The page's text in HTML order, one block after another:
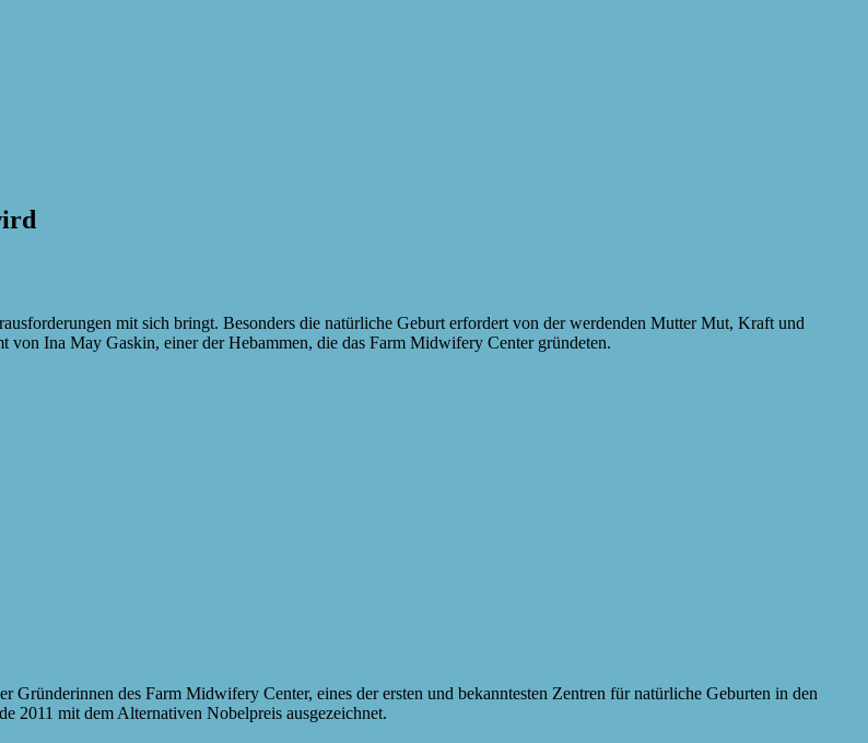
mit sich bringt. Besonders die natürliche Geburt erfordert von der werdenden Mutter Mut, Kraft und
Ina May Gaskin, einer der Hebammen, die das Farm Midwifery Center gründeten.
des Farm Midwifery Center, eines der ersten und bekanntesten Zentren für natürliche Geburten in den
2011 mit dem Alternativen Nobelpreis ausgezeichnet.